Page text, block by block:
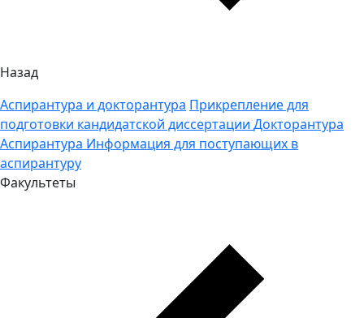
Назад
Аспирантура и докторантура Прикрепление для
подготовки кандидатской диссертации Докторантура
Аспирантура Информация для поступающих в
аспирантуру
Факультеты